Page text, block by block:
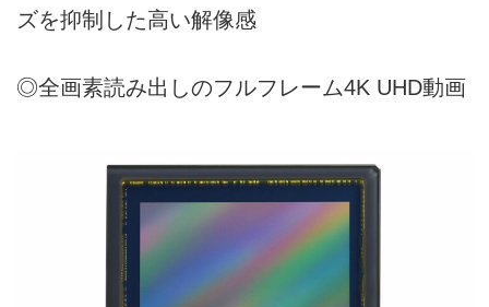
ズを抑制した高い解像感
◎全画素読み出しのフルフレーム4K UHD動画